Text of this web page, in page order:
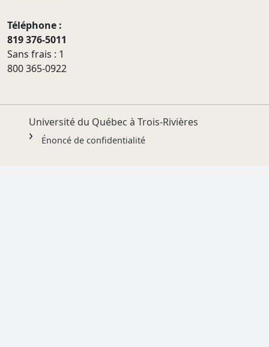
Téléphone :
819 376-5011
Sans frais : 1
800 365-0922
Université du Québec à Trois-Rivières
Énoncé de confidentialité